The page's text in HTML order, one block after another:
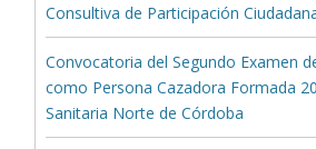
Consultiva de Participación
Convocatoria del Segundo Examen
como Persona Cazadora Formada
Sanitaria Norte de Córdoba